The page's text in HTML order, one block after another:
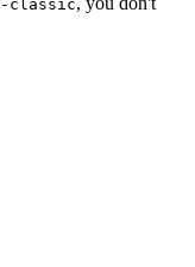
classic